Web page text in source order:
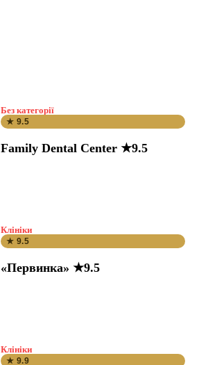
Без категорії
★ 9.5
Family Dental Center ★9.5
Клініки
★ 9.5
«Первинка» ★9.5
Клініки
★ 9.9